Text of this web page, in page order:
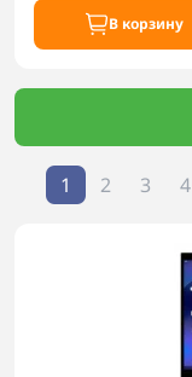
В корзину
1 2 3 4